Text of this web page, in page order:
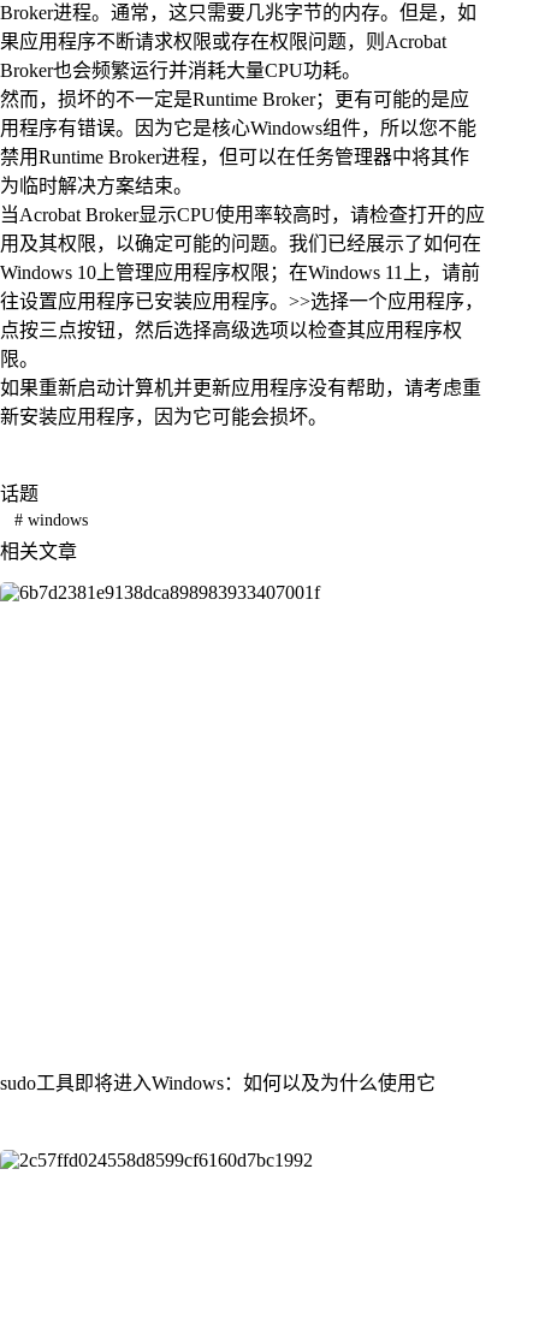
Broker进程。通常，这只需要几兆字节的内存。但是，如
果应用程序不断请求权限或存在权限问题，则Acrobat
Broker也会频繁运行并消耗大量CPU功耗。
然而，损坏的不一定是Runtime Broker；更有可能的是应
用程序有错误。因为它是核心Windows组件，所以您不能
禁用Runtime Broker进程，但可以在任务管理器中将其作
为临时解决方案结束。
当Acrobat Broker显示CPU使用率较高时，请检查打开的应
用及其权限，以确定可能的问题。我们已经展示了如何在
Windows 10上管理应用程序权限；在Windows 11上，请前
往设置应用程序已安装应用程序。>>选择一个应用程序，
点按三点按钮，然后选择高级选项以检查其应用程序权
限。
如果重新启动计算机并更新应用程序没有帮助，请考虑重
新安装应用程序，因为它可能会损坏。
话题
#windows
相关文章
sudo工具即将进入Windows：如何以及为什么使用它